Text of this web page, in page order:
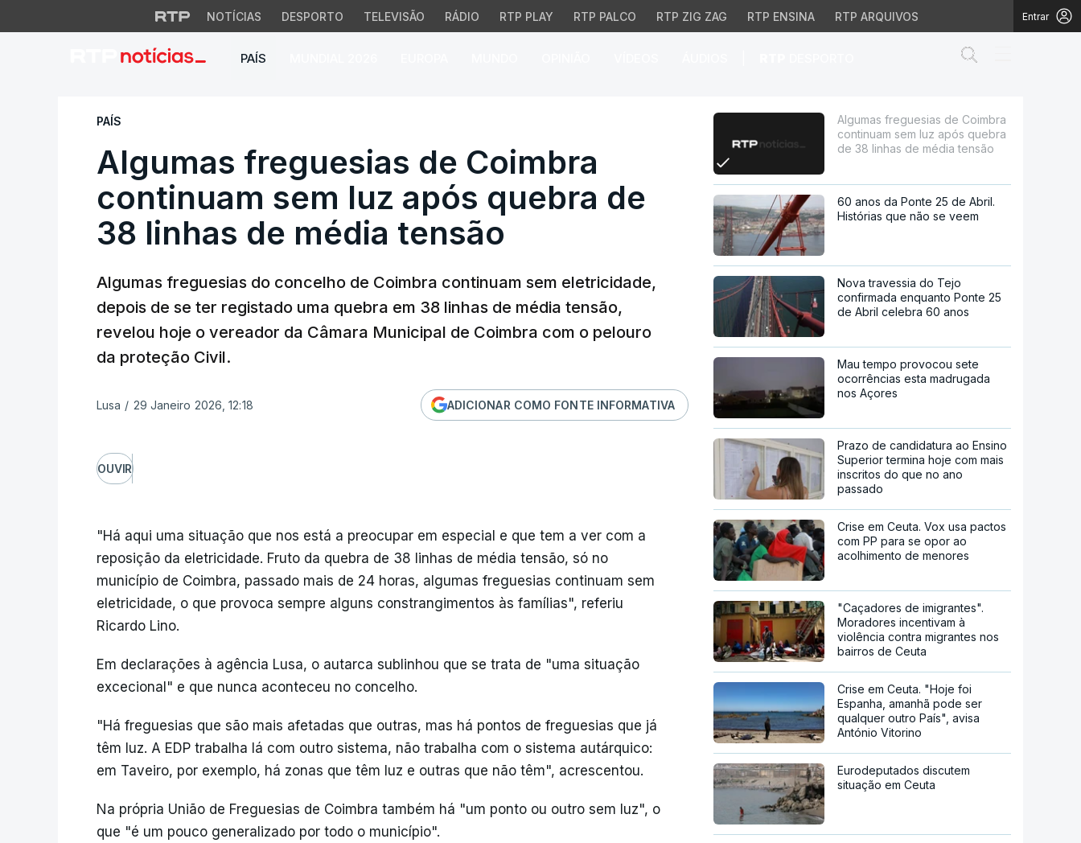
NOTÍCIAS DESPORTO TELEVISÃO RÁDIO RTP PLAY RTP PALCO RTP ZIG ZAG RTP ENSINA RTP ARQUIVOS Entrar
PAÍS
Algumas freguesias de Coimbra continuam sem luz após
PAÍS
Algumas freguesias de Coimbra
continuam sem luz após quebra de
38 linhas de média tensão
Algumas freguesias do concelho de Coimbra continuam sem eletricidade,
depois de se ter registado uma quebra em 38 linhas de média tensão,
revelou hoje o vereador da Câmara Municipal de Coimbra com o pelouro
da proteção Civil.
Lusa / 29 Janeiro 2026, 12:18 ADICIONAR COMO FONTE INFORMATIVA
OUVIR
"Há aqui uma situação que nos está a preocupar em especial e que tem a ver com a
reposição da eletricidade. Fruto da quebra de 38 linhas de média tensão, só no
município de Coimbra, passado mais de 24 horas, algumas freguesias continuam sem
eletricidade, o que provoca sempre alguns constrangimentos às famílias", referiu
Ricardo Lino.
Em declarações à agência Lusa, o autarca sublinhou que se trata de "uma situação
excecional" e que nunca aconteceu no concelho.
"Há freguesias que são mais afetadas que outras, mas há pontos de freguesias que já
têm luz. A EDP trabalha lá com outro sistema, não trabalha com o sistema autárquico:
em Taveiro, por exemplo, há zonas que têm luz e outras que não têm", acrescentou.
Na própria União de Freguesias de Coimbra também há "um ponto ou outro sem luz", o
que "é um pouco generalizado por todo o município".
Algumas freguesias de Coimbra
continuam sem luz após quebra
de 38 linhas de média tensão
60 anos da Ponte 25 de Abril.
Histórias que não se veem
Nova travessia do Tejo
confirmada enquanto Ponte 25
de Abril celebra 60 anos
Mau tempo provocou sete
ocorrências esta madrugada
nos Açores
Prazo de candidatura ao Ensino
Superior termina hoje com mais
inscritos do que no ano
passado
Crise em Ceuta. Vox usa pactos
com PP para se opor ao
acolhimento de menores
"Caçadores de imigrantes".
Moradores incentivam à
violência contra migrantes nos
bairros de Ceuta
Crise em Ceuta. "Hoje foi
Espanha, amanhã pode ser
qualquer outro País", avisa
António Vitorino
Eurodeputados discutem
situação em Ceuta